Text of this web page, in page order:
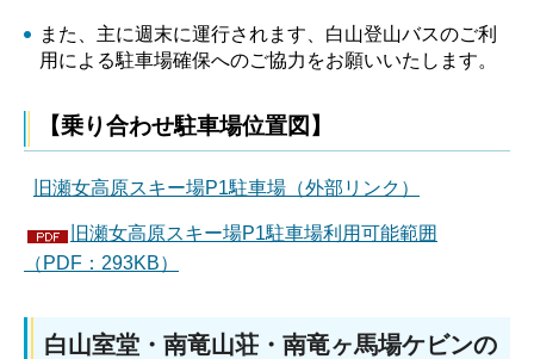
また、主に週末に運行されます、白山登山バスのご利
用による駐車場確保へのご協力をお願いいたします。
【乗り合わせ駐車場位置図】
旧瀬女高原スキー場P1駐車場（外部リンク）
旧瀬女高原スキー場P1駐車場利用可能範囲
（PDF：293KB）
白山室堂・南竜山荘・南竜ヶ馬場ケビンの